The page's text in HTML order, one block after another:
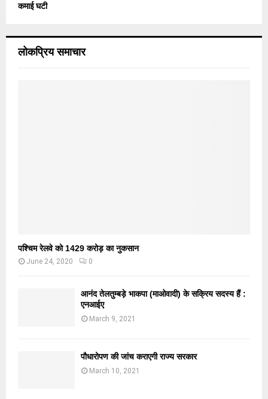
कमाई घटी
लोकप्रिय समाचार
पश्चिम रेलवे को 1429 करोड़ का नुकसान
June 24, 2020 0
आनंद तेलतुम्बड़े भाकपा (माओवादी) के सक्रिय सदस्य हैं :
एनआईए
March 9, 2021
पौधारोपण की जांच कराएगी राज्य सरकार
March 10, 2021